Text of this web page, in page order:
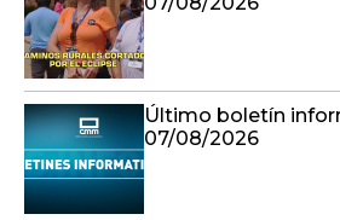
Último boletín
07/08/2026